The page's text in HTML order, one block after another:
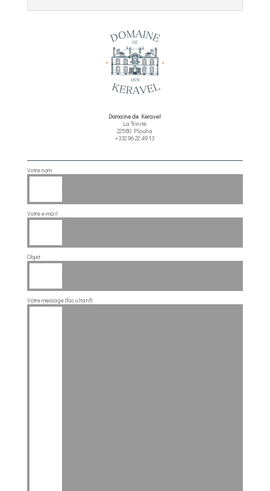
Domaine de Keravel
La Trinité
22580 Plouha
+332 96 22 49 13
Votre nom
Votre e-mail
Objet
Votre message (facultatif)